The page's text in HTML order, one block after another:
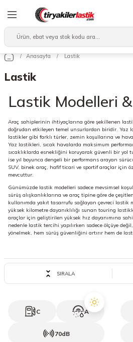
Geri Dön
15
16
17
17.5
19
21
15
16
17
18
Geri Dön
Geri Dön
Anasayfa Lastik
Lastik
Lastik Modelleri
Araç sahiplerinin ihtiyaçlarına göre şekillenen
doğrudan etkileyen temel unsurlardan biridir. Yaz
lastikler gibi farklı türler, zemin koşullarına ve
Yaz lastikleri, sıcak havalarda maksimum
sıcaklıklarda esnekliğini koruyarak güvenli bir yol
ise yıl boyunca dengeli bir performans arayan
SUV, binek araç, hafif ticari ve sportif araçlar için
mevcuttur.
Günümüzde lastik modelleri sadece mevsimsel
sürüş alışkanlıklarına ve araç tipine göre de
kullanımda yakıt tasarrufu sağlayan çevreci lastik
yüksek kilometre dayanıklılığı sunan touring
araçlar için geliştirilen yüksek hız dayanımına
nedenle lastik tercihi yapılırken sadece ölçüye
yönelmek, hem sürüş güvenliğini artırır hem de
SIRALA
C A
70dB